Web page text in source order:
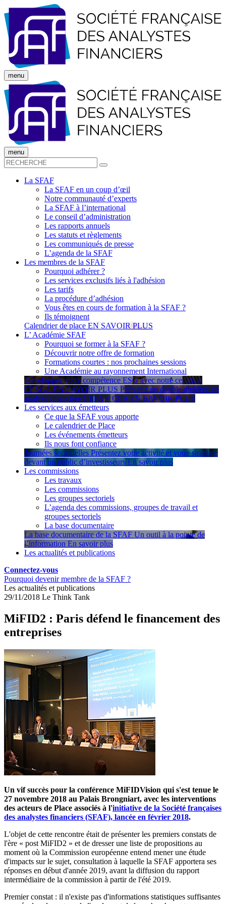
menu
menu
La SFAF
La SFAF en un coup d’œil
Notre communauté d’experts
La SFAF à l’international
Le conseil d’administration
Les rapports annuels
Les statuts et règlements
Les communiqués de presse
L’agenda de la SFAF
Les membres de la SFAF
Pourquoi adhérer ?
Les services exclusifs liés à l'adhésion
Les tarifs
La procédure d’adhésion
Vous êtes en cours de formation à la SFAF ?
Ils témoignent
Calendrier de place EN SAVOIR PLUS
L’ Académie SFAF
Pourquoi se former à la SFAF ?
Découvrir notre offre de formation
Formations courtes : nos prochaines sessions
Une Académie au rayonnement International
Développez votre compétence ESG avec notre certificat
CESGA EN SAVOIR PLUS Préparez un double diplôme en
analyse financière CEFA + CIIA EN SAVOIR PLUS
Les services aux émetteurs
Ce que la SFAF vous apporte
Le calendrier de Place
Les événements émetteurs
Ils nous font confiance
Journées sectorielles Présentez votre activité et votre stratégie
devant un public d’investisseurs En savoir plus
Les commissions
Les travaux
Les commissions
Les groupes sectoriels
L’agenda des commissions, groupes de travail et
groupes sectoriels
La base documentaire
La base documentaire de la SFAF Un outil à la pointe de
l’information En savoir plus
Les actualités et publications
Connectez-vous
Pourquoi devenir membre de la SFAF ?
Les actualités et publications
29/11/2018 Le Think Tank
MiFID2 : Paris défend le financement des
entreprises
Un vif succès pour la conférence MiFIDVision qui s'est tenue le
27 novembre 2018 au Palais Brongniart, avec les interventions
des acteurs de Place associés à l'initiative de la Société françaises
des analystes financiers (SFAF), lancée en février 2018.
L'objet de cette rencontre était de présenter les premiers constats de
l'ère « post MiFID2 » et de dresser une liste de propositions au
moment où la Commission européenne entend mener une étude
d'impacts sur le sujet, consultation à laquelle la SFAF apportera ses
réponses en début d'année 2019, avant la diffusion du rapport
intermédiaire de la commission à partir de l'été 2019.
Premier constat : il n'existe pas d'informations statistiques suffisantes